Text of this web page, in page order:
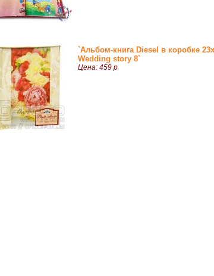
`Альбом-книга Diesel в коробке
Wedding story 8`
Цена: 459 р